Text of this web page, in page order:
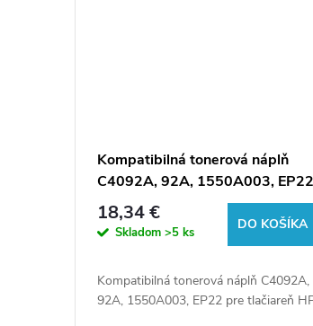
Kompatibilná tonerová náplň
C4092A, 92A, 1550A003,
2500 listov pre tlačiarne HP
(Orink white box)
18,34 €
Skladom >5 ks
DO KOŠÍKA
Kompatibilná tonerová náplň C4092A,
92A, 1550A003, EP22 pre tlačiareň